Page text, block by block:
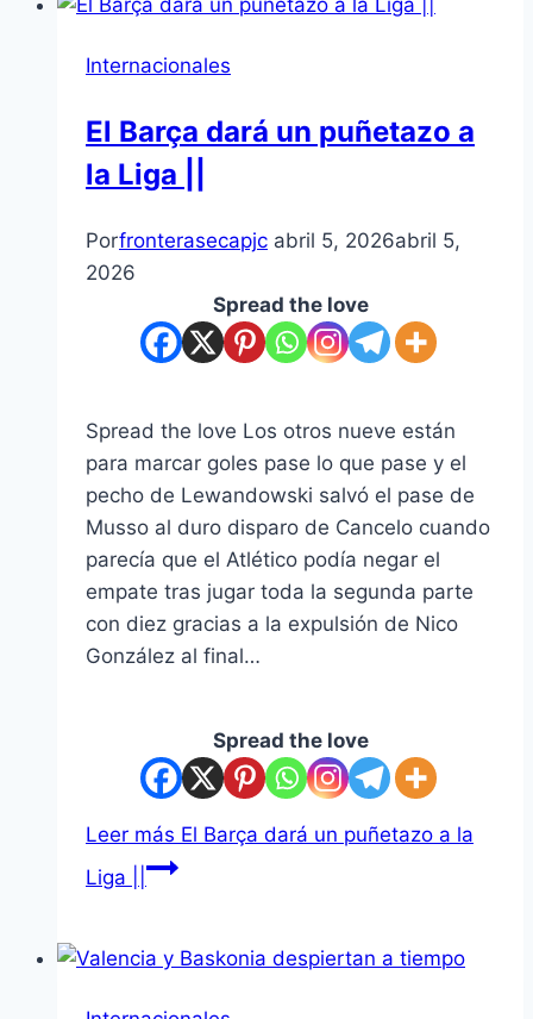
Internacionales
El Barça dará un puñetazo a
la Liga ||
Porfronterasecapjc abril 5, 2026abril 5,
2026
Spread the love
Spread the love Los otros nueve están
para marcar goles pase lo que pase y el
pecho de Lewandowski salvó el pase de
Musso al duro disparo de Cancelo cuando
parecía que el Atlético podía negar el
empate tras jugar toda la segunda parte
con diez gracias a la expulsión de Nico
González al final…
Spread the love
Leer más El Barça dará un puñetazo a la
Liga ||